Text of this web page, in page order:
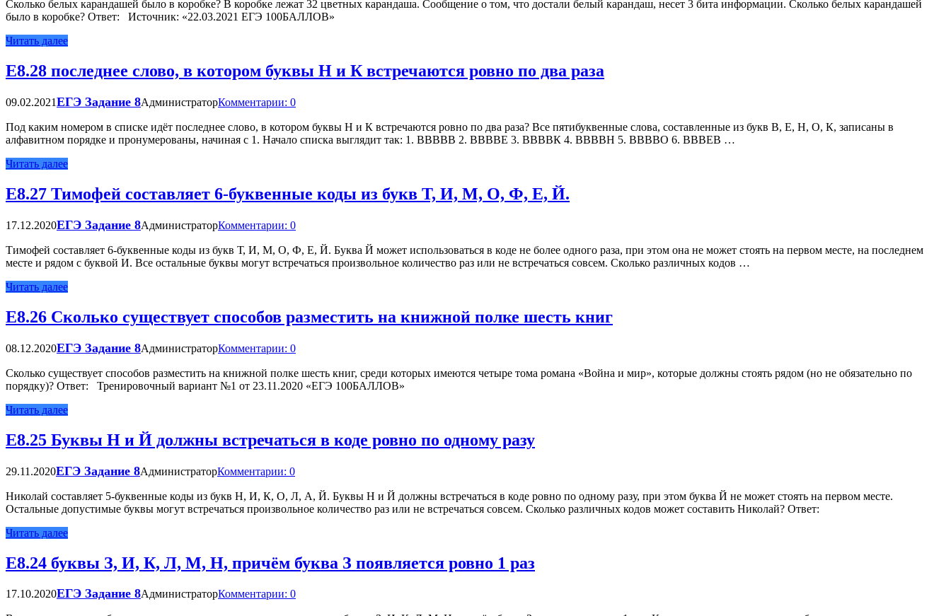
Сколько белых карандашей было в коробке? В коробке лежат 32 цветных карандаша. Сообщение о том, что достали белый карандаш, несет 3 бита информации. Сколько белых карандашей
было в коробке? Ответ: Источник: «22.03.2021 ЕГЭ 100БАЛЛОВ»
Читать далее
Е8.28 последнее слово, в котором буквы Н и К встречаются ровно по два раза
09.02.2021ЕГЭ Задание 8АдминистраторКомментарии: 0
Под каким номером в списке идёт последнее слово, в котором буквы Н и К встречаются ровно по два раза? Все пятибуквенные слова, составленные из букв В, Е, Н, О, К, записаны в
алфавитном порядке и пронумерованы, начиная с 1. Начало списка выглядит так: 1. ВВВВВ 2. ВВВВЕ 3. ВВВВК 4. ВВВВН 5. ВВВВО 6. ВВВЕВ …
Читать далее
Е8.27 Тимофей составляет 6-буквенные коды из букв Т, И, М, О, Ф, Е, Й.
17.12.2020ЕГЭ Задание 8АдминистраторКомментарии: 0
Тимофей составляет 6-буквенные коды из букв Т, И, М, О, Ф, Е, Й. Буква Й может использоваться в коде не более одного раза, при этом она не может стоять на первом месте, на последнем
месте и рядом с буквой И. Все остальные буквы могут встречаться произвольное количество раз или не встречаться совсем. Сколько различных кодов …
Читать далее
Е8.26 Сколько существует способов разместить на книжной полке шесть книг
08.12.2020ЕГЭ Задание 8АдминистраторКомментарии: 0
Сколько существует способов разместить на книжной полке шесть книг, среди которых имеются четыре тома романа «Война и мир», которые должны стоять рядом (но не обязательно по
порядку)? Ответ: Тренировочный вариант №1 от 23.11.2020 «ЕГЭ 100БАЛЛОВ»
Читать далее
Е8.25 Буквы Н и Й должны встречаться в коде ровно по одному разу
29.11.2020ЕГЭ Задание 8АдминистраторКомментарии: 0
Николай составляет 5-буквенные коды из букв Н, И, К, О, Л, А, Й. Буквы Н и Й должны встречаться в коде ровно по одному разу, при этом буква Й не может стоять на первом месте.
Остальные допустимые буквы могут встречаться произвольное количество раз или не встречаться совсем. Сколько различных кодов может составить Николай? Ответ:
Читать далее
Е8.24 буквы З, И, К, Л, М, Н, причём буква З появляется ровно 1 раз
17.10.2020ЕГЭ Задание 8АдминистраторКомментарии: 0